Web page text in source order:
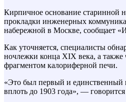
Кирпичное основание старинной
прокладки инженерных
набережной в Москве, сообщает
Как уточняется, специалисты
ночлежки конца XIX века, а также
фрагментом калориферной печи.
«Это был первый и
вплоть до 1903 года», —